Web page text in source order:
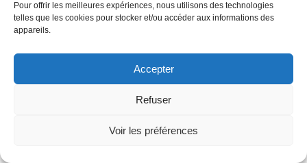
Pour offrir les meilleures expériences, nous utilisons des technologies
telles que les cookies pour stocker et/ou accéder aux informations des
appareils.
Accepter
Refuser
Voir les préférences
professionnel, je constate
régulièrement que les enjeux liés aux
sous-estimés. Pourtant, faire appel à
un Architecte de terrasse à
permet d’anticiper les risques, de
respecter […]
Quels revêtements sont